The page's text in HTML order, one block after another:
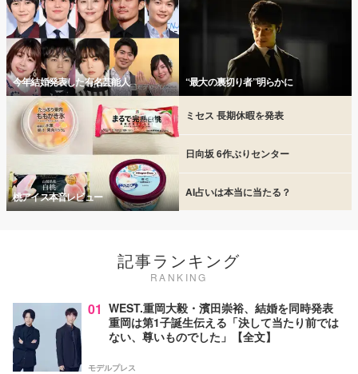
今年結婚発表した有名芸能人 “最大の裏切り者”明らかに
桃アイス本音レビュー
ミセス 長期休暇を発表
日向坂 6作ぶりセンター
AI占いは本当に当たる？
記事ランキング
RANKING
01 WEST.重岡大毅・濱田崇裕、結婚を同時発表
重岡は第1子誕生伝える「決して当たり前では
ない、尊いものでした」【全文】
モデルプレス